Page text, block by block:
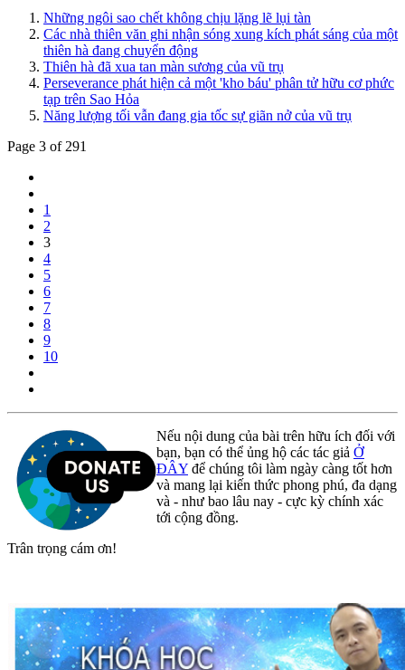
Những ngôi sao chết không chịu lặng lẽ lụi tàn
Các nhà thiên văn ghi nhận sóng xung kích phát sáng của một
thiên hà đang chuyển động
Thiên hà đã xua tan màn sương của vũ trụ
Perseverance phát hiện cả một 'kho báu' phân tử hữu cơ phức
tạp trên Sao Hỏa
Năng lượng tối vẫn đang gia tốc sự giãn nở của vũ trụ
Page 3 of 291
1
2
3
4
5
6
7
8
9
10
Nếu nội dung của bài trên hữu ích đối với
bạn, bạn có thể ủng hộ các tác giả Ở
ĐÂY để chúng tôi làm ngày càng tốt hơn
và mang lại kiến thức phong phú, đa dạng
và - như bao lâu nay - cực kỳ chính xác
tới cộng đồng.
Trân trọng cám ơn!